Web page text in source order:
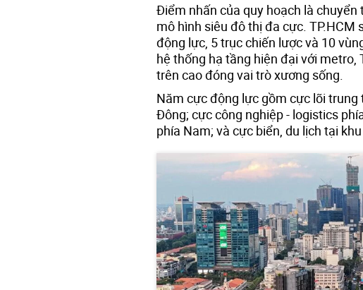
Điểm nhấn của quy hoạch là
mô hình siêu đô thị đa cực.
động lực, 5 trục chiến lược và 10
hệ thống hạ tầng hiện đại với metro,
trên cao đóng vai trò xương sống.
Năm cực động lực gồm cực lõi
Đông; cực công nghiệp - logistics
phía Nam; và cực biển, du lịch tại